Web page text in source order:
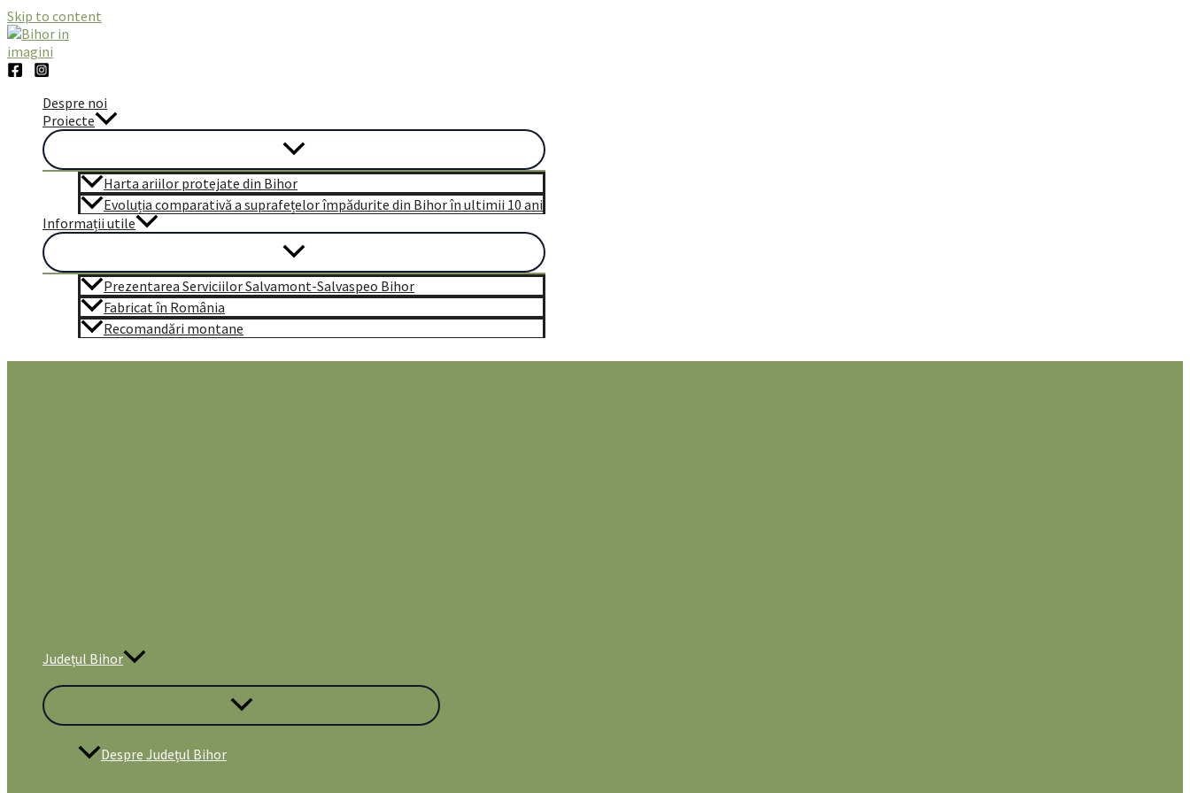
Skip to content
Despre noi
Proiecte
Harta ariilor protejate din Bihor
Evoluția comparativă a suprafețelor împădurite din Bihor în ultimii 10 ani
Informații utile
Prezentarea Serviciilor Salvamont-Salvaspeo Bihor
Fabricat în România
Recomandări montane
Județul Bihor
Despre Județul Bihor